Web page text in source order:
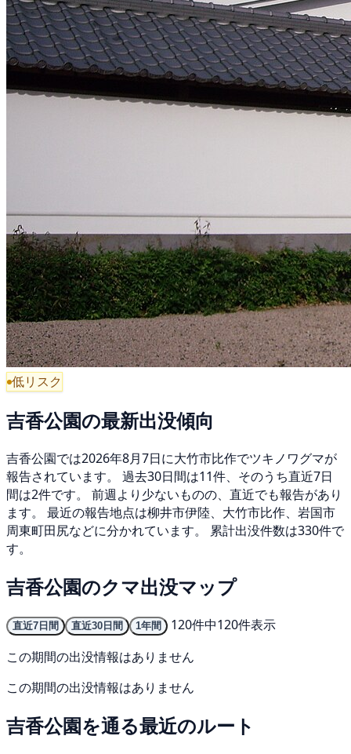
低リスク
吉香公園の最新出没傾向
吉香公園では2026年8月7日に大竹市比作でツキノワグマが
報告されています。 過去30日間は11件、そのうち直近7日
間は2件です。 前週より少ないものの、直近でも報告があり
ます。 最近の報告地点は柳井市伊陸、大竹市比作、岩国市
周東町田尻などに分かれています。 累計出没件数は330件で
す。
吉香公園のクマ出没マップ
直近7日間 直近30日間 1年間
120件中120件表示
この期間の出没情報はありません
この期間の出没情報はありません
吉香公園を通る最近のルート